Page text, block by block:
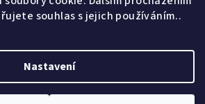
souhlas s jejich používáním..
Nastavení
nastavení cookies